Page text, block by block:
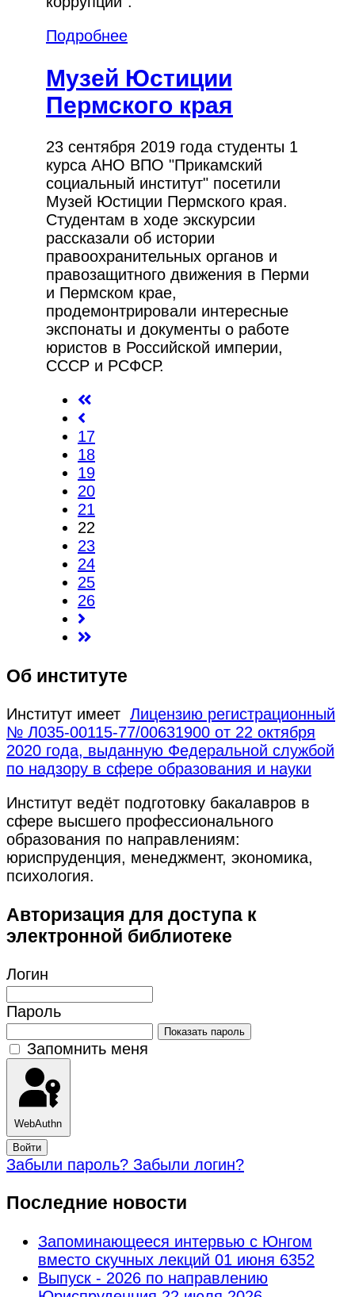
Подробнее
Музей Юстиции
Пермского края
23 сентября 2019 года студенты 1
курса АНО ВПО "Прикамский
социальный институт" посетили
Музей Юстиции Пермского края.
Студентам в ходе экскурсии
рассказали об истории
правоохранительных органов и
правозащитного движения в Перми
и Пермском крае,
продемонтрировали интересные
экспонаты и документы о работе
юристов в Российской империи,
СССР и РСФСР.
17
18
19
20
21
22
23
24
25
26
Об институте
Институт имеет Лицензию регистрационный
№ Л035-00115-77/00631900 от 22 октября
2020 года, выданную Федеральной службой
по надзору в сфере образования и науки
Институт ведёт подготовку бакалавров в
сфере высшего профессионального
образования по направлениям:
юриспруденция, менеджмент, экономика,
психология.
Авторизация для доступа к
электронной библиотеке
Логин
Пароль
Показать пароль
Запомнить меня
WebAuthn
Войти
Забыли пароль? Забыли логин?
Последние новости
Запоминающееся интервью с Юнгом
вместо скучных лекций 01 июня 6352
Выпуск - 2026 по направлению